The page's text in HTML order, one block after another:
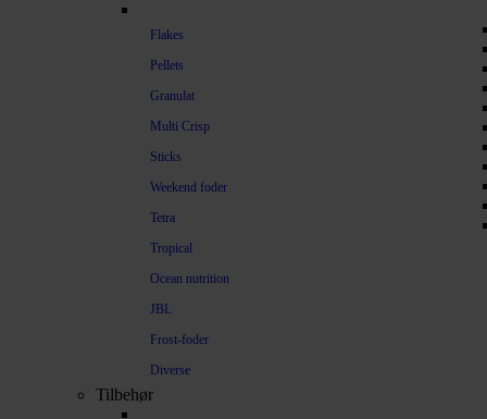
Flakes
Pellets
Granulat
Multi Crisp
Sticks
Weekend foder
Tetra
Tropical
Ocean nutrition
JBL
Frost-foder
Diverse
Tilbehør